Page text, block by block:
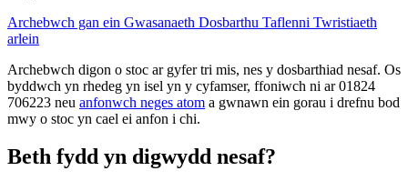
Archebwch gan ein Gwasanaeth Dosbarthu Taflenni Twristiaeth
arlein
Archebwch digon o stoc ar gyfer tri mis, nes y dosbarthiad nesaf. Os
byddwch yn rhedeg yn isel yn y cyfamser, ffoniwch ni ar 01824
706223 neu anfonwch neges atom a gwnawn ein gorau i drefnu bod
mwy o stoc yn cael ei anfon i chi.
Beth fydd yn digwydd nesaf?